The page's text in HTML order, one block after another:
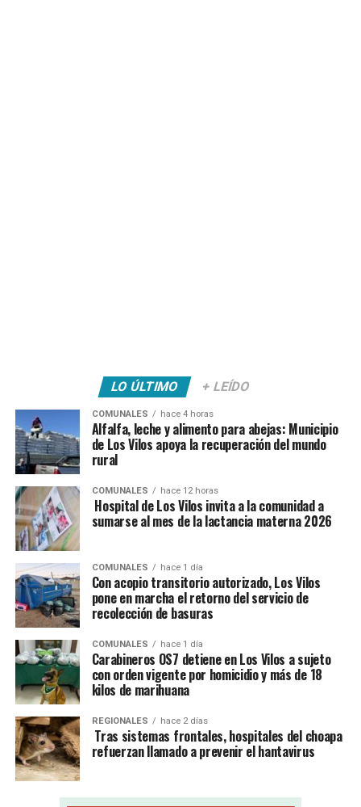
LO ÚLTIMO + LEÍDO
COMUNALES hace 4 horas
Alfalfa, leche y alimento para abejas: Municipio
de Los Vilos apoya la recuperación del mundo
rural
COMUNALES hace 12 horas
Hospital de Los Vilos invita a la comunidad a
sumarse al mes de la lactancia materna 2026
COMUNALES hace 1 día
Con acopio transitorio autorizado, Los Vilos
pone en marcha el retorno del servicio de
recolección de basuras
COMUNALES hace 1 día
Carabineros OS7 detiene en Los Vilos a sujeto
con orden vigente por homicidio y más de 18
kilos de marihuana
REGIONALES hace 2 días
Tras sistemas frontales, hospitales del choapa
refuerzan llamado a prevenir el hantavirus